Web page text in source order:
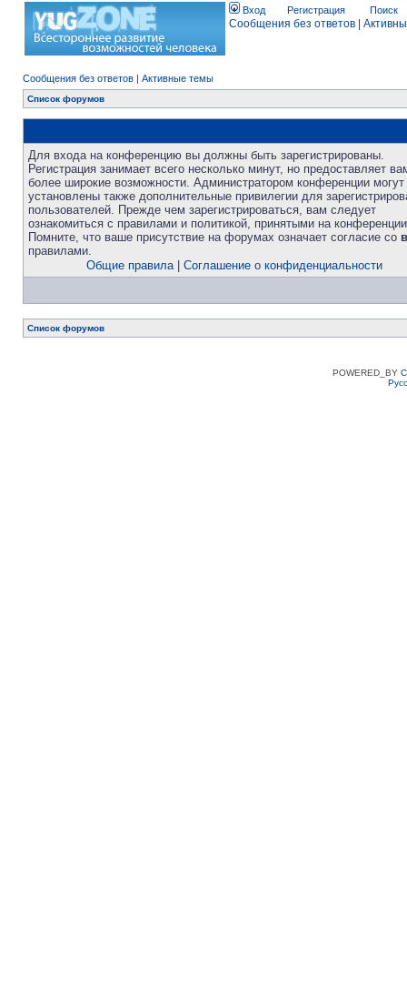
Вход Регистрация Поиск
Сообщения без ответов
Сообщения без ответов | Активные темы
Список форумов
Для входа на конференцию вы должны быть зарегистрированы.
Регистрация занимает всего несколько минут, но предоставляет
более широкие возможности. Администратором конференции
установлены также дополнительные привилегии для
пользователей. Прежде чем зарегистрироваться, вам следует
ознакомиться с правилами и политикой, принятыми на
Помните, что ваше присутствие на форумах означает согласие со
правилами.
Общие правила| Соглашение о конфиденциальности
Список форумов
POWERED_BY